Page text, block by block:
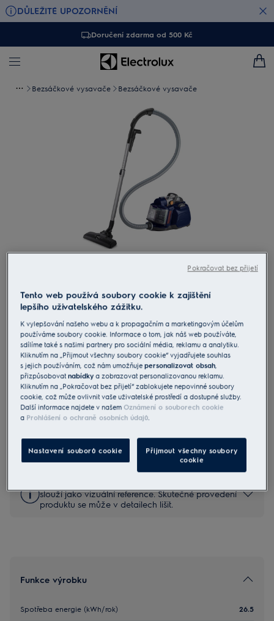
DŮLEŽITÉ UPOZORNĚNÍ
Doručení zdarma od 500 Kč
Bezsáčkové vysavače Bezsáčkové vysavače
ESPC71DB
Bezsáčkový vysavač
SilentPerformer Cyclonic
4.8 (228)
Benefity
Systém SilencePro™ pro tišší vysávání
Systém Easy Empty™ nepustí prach do vaší domácnosti
Pro bezpečné používání výrobku si přečtěte celý návod k
použití.
slouží jako vizuální reference. Skutečné provedení
produktu se může v detailech lišit.
Funkce výrobku
Spotřeba energie (kWh/rok) 26.5
Tento web používá soubory cookie k zajištění
lepšího uživatelského zážitku.
K vylepšování našeho webu a k propagačním a marketingovým účelům
používáme soubory cookie. Informace o tom, jak náš web používáte,
sdílíme také s našimi partnery pro sociální média, reklamu a analytiku.
Kliknutím na „Přijmout všechny soubory cookie“ vyjadřujete souhlas
s jejich používáním, což nám umožňujepersonalizovat obsah,
přizpůsobovatnabídky a zobrazovat personalizovanou reklamu.
Kliknutím na „Pokračovat bez přijetí“ zablokujete nepovinné soubory
cookie, což může ovlivnit vaše uživatelské prostředí a dostupné služby.
Další informace najdete v našemOznámení o souborech cookie
a Prohlášení o ochraně osobních údajů.
Nastavení souborů cookie
Přijmout všechny soubory
cookie
Pokračovat bez přijetí